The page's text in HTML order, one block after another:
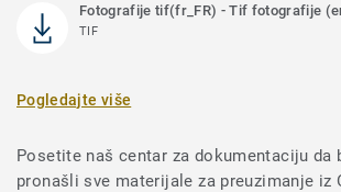
Fotografije tif(fr_FR) - Tif fotografije
TIF
Pogledajte više
Posetite naš centar za dokumentaciju da
pronašli sve materijale za preuzimanje iz